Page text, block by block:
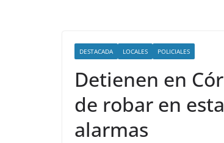
DESTACADA LOCALES POLICIALES
Detienen en
de robar en
alarmas